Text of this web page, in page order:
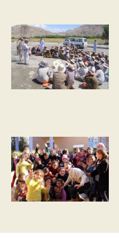
ぱる★キッズ
パルシステムでんき
広報
復興支援
福祉
陽だまり
地場野菜
食の安全
2017年
2016年
2015年
2014年
2011年